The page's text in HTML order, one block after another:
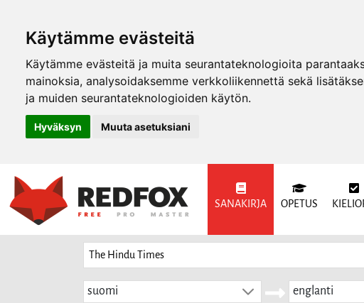
Käytämme evästeitä
Käytämme evästeitä ja muita seurantateknologioita
mainoksia, analysoidaksemme verkkoliikennettä sekä
ja muiden seurantateknologioiden käytön.
Hyväksyn Muuta asetuksiani
SANAKIRJA OPETUS
suomi englanti